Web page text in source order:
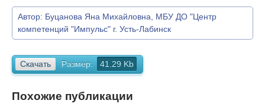
Автор: Буцанова Яна Михайловна, МБУ ДО "Центр
компетенций "Импульс" г. Усть-Лабинск
Скачать Размер: 41.29 Kb
Похожие публикации